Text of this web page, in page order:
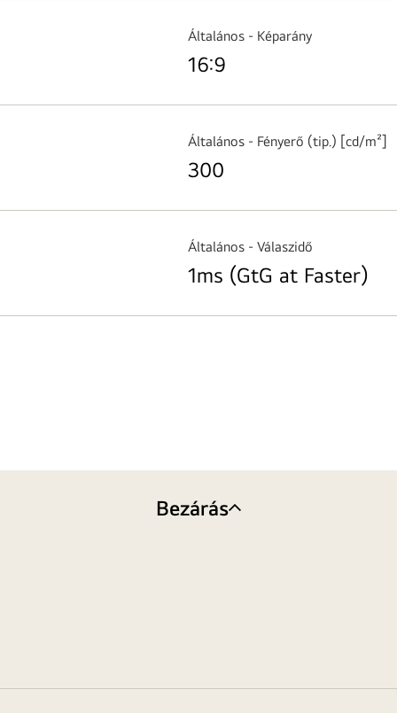
Általános - Képarány
16:9
Általános - Fényerő (tip.) [cd/m²]
300
Általános - Válaszidő
1ms (GtG at Faster)
Bezárás